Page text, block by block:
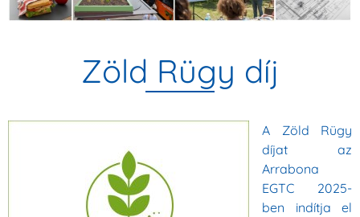
Zöld Rügy díj
A Zöld Rügy
díjat az
Arrabona
EGTC 2025-
ben indítja el